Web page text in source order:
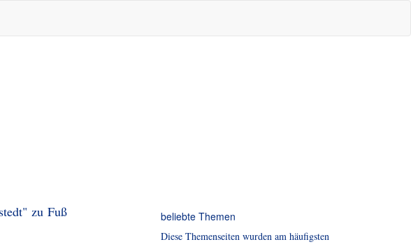
zu Fuß
beliebte Themen
Diese Themenseiten wurden am häufigsten